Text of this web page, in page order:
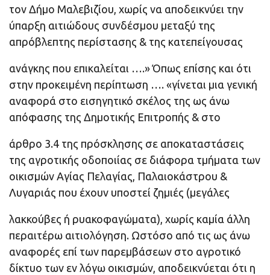
τον Δήμο Μαλεβιζίου, χωρίς να αποδεικνύει την
ύπαρξη αιτιώδους συνδέσμου μεταξύ της
απρόβλεπτης περίστασης & της κατεπείγουσας
ανάγκης που επικαλείται ….» Όπως επίσης και ότι
στην προκειμένη περίπτωση …. «γίνεται μια γενική
αναφορά στο εισηγητικό σκέλος της ως άνω
απόφασης της Δημοτικής Επιτροπής & στο
άρθρο 3.4 της πρόσκλησης σε αποκαταστάσεις
της αγροτικής οδοποιίας σε διάφορα τμήματα των
οικισμών Αγίας Πελαγίας, Παλαιοκάστρου &
Λυγαριάς που έχουν υποστεί ζημιές (μεγάλες
λακκούβες ή ρυακοφαγώματα), χωρίς καμία άλλη
περαιτέρω αιτιολόγηση. Ωστόσο από τις ως άνω
αναφορές επί των παρεμβάσεων στο αγροτικό
δίκτυο των εν λόγω οικισμών, αποδεικνύεται ότι η